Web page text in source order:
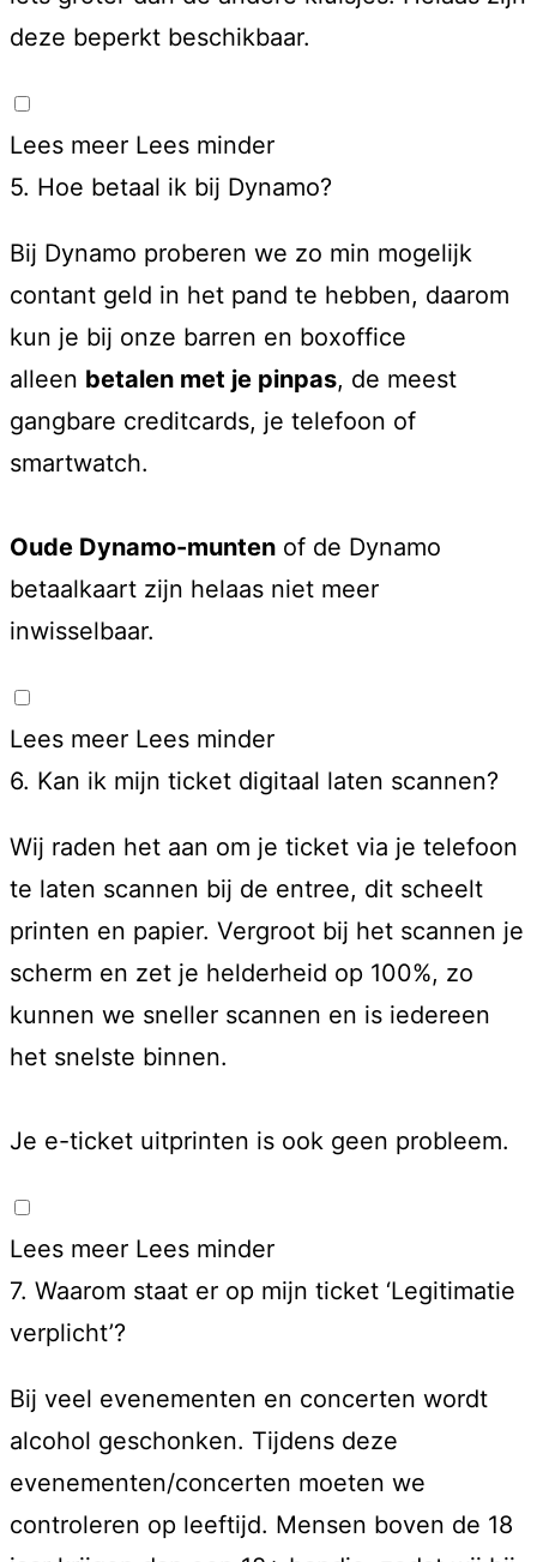
deze beperkt beschikbaar.
Lees meer Lees minder
5. Hoe betaal ik bij Dynamo?
Bij Dynamo proberen we zo min mogelijk
contant geld in het pand te hebben, daarom
kun je bij onze barren en boxoffice
alleen betalen met je pinpas, de meest
gangbare creditcards, je telefoon of
smartwatch.
Oude Dynamo-munten of de Dynamo
betaalkaart zijn helaas niet meer
inwisselbaar.
Lees meer Lees minder
6. Kan ik mijn ticket digitaal laten scannen?
Wij raden het aan om je ticket via je telefoon
te laten scannen bij de entree, dit scheelt
printen en papier. Vergroot bij het scannen je
scherm en zet je helderheid op 100%, zo
kunnen we sneller scannen en is iedereen
het snelste binnen.
Je e-ticket uitprinten is ook geen probleem.
Lees meer Lees minder
7. Waarom staat er op mijn ticket ‘Legitimatie
verplicht’?
Bij veel evenementen en concerten wordt
alcohol geschonken. Tijdens deze
evenementen/concerten moeten we
controleren op leeftijd. Mensen boven de 18